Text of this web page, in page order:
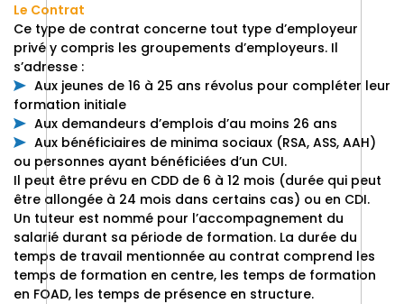
Le Contrat
Ce type de contrat concerne tout type d’employeur
privé y compris les groupements d’employeurs. Il
s’adresse :
Aux jeunes de 16 à 25 ans révolus pour compléter leur
formation initiale
Aux demandeurs d’emplois d’au moins 26 ans
Aux bénéficiaires de minima sociaux (RSA, ASS, AAH)
ou personnes ayant bénéficiées d’un CUI.
Il peut être prévu en CDD de 6 à 12 mois (durée qui peut
être allongée à 24 mois dans certains cas) ou en CDI.
Un tuteur est nommé pour l’accompagnement du
salarié durant sa période de formation. La durée du
temps de travail mentionnée au contrat comprend les
temps de formation en centre, les temps de formation
en FOAD, les temps de présence en structure.